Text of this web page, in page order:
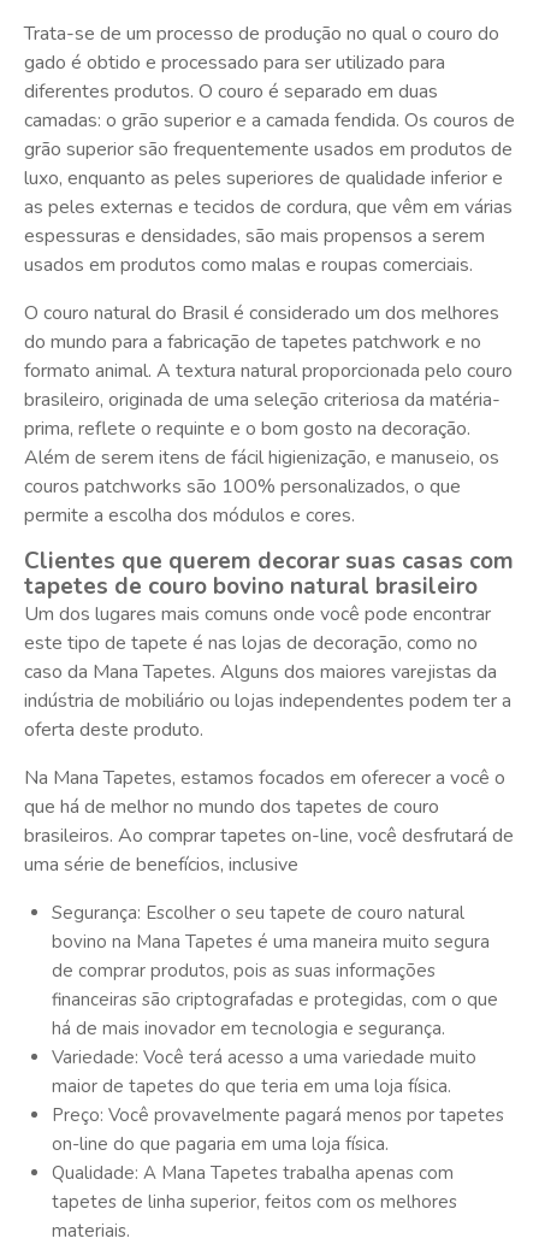
Trata-se de um processo de produção no qual o couro do
gado é obtido e processado para ser utilizado para
diferentes produtos. O couro é separado em duas
camadas: o grão superior e a camada fendida. Os couros de
grão superior são frequentemente usados em produtos de
luxo, enquanto as peles superiores de qualidade inferior e
as peles externas e tecidos de cordura, que vêm em várias
espessuras e densidades, são mais propensos a serem
usados em produtos como malas e roupas comerciais.
O couro natural do Brasil é considerado um dos melhores
do mundo para a fabricação de tapetes patchwork e no
formato animal. A textura natural proporcionada pelo couro
brasileiro, originada de uma seleção criteriosa da matéria-
prima, reflete o requinte e o bom gosto na decoração.
Além de serem itens de fácil higienização, e manuseio, os
couros patchworks são 100% personalizados, o que
permite a escolha dos módulos e cores.
Clientes que querem decorar suas casas com
tapetes de couro bovino natural brasileiro
Um dos lugares mais comuns onde você pode encontrar
este tipo de tapete é nas lojas de decoração, como no
caso da Mana Tapetes. Alguns dos maiores varejistas da
indústria de mobiliário ou lojas independentes podem ter a
oferta deste produto.
Na Mana Tapetes, estamos focados em oferecer a você o
que há de melhor no mundo dos tapetes de couro
brasileiros. Ao comprar tapetes on-line, você desfrutará de
uma série de benefícios, inclusive
Segurança: Escolher o seu tapete de couro natural
bovino na Mana Tapetes é uma maneira muito segura
de comprar produtos, pois as suas informações
financeiras são criptografadas e protegidas, com o que
há de mais inovador em tecnologia e segurança.
Variedade: Você terá acesso a uma variedade muito
maior de tapetes do que teria em uma loja física.
Preço: Você provavelmente pagará menos por tapetes
on-line do que pagaria em uma loja física.
Qualidade: A Mana Tapetes trabalha apenas com
tapetes de linha superior, feitos com os melhores
materiais.